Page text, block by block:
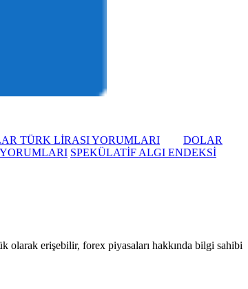
TÜRK LİRASI YORUMLARI
DOLAR
SPEKÜLATİF ALGI ENDEKSİ
olarak erişebilir, forex piyasaları hakkında bilgi sahibi